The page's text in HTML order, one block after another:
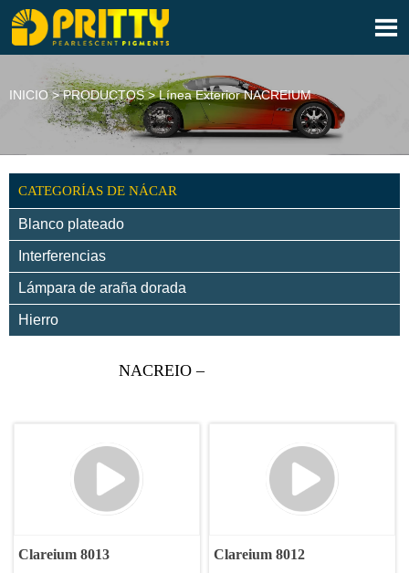

INICIO>PRODUCTOS>Línea Exterior NACREIUM
CATEGORÍAS DE NÁCAR
Blanco plateado
Interferencias
Lámpara de araña dorada
Hierro
NACREIO –
Clareium 8013 Clareium 8012